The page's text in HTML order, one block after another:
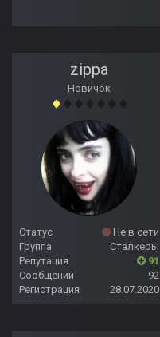
zippa
Новичок
Статус
Не в сети
Группа
Сталкеры
Репутация
91
Сообщений
92
Регистрация
28.07.2020